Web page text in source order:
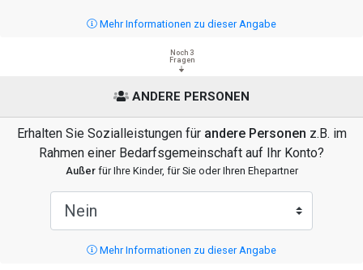
Mehr Informationen zu dieser Angabe
Noch 3
Fragen
ANDERE PERSONEN
Erhalten Sie Sozialleistungen für andere Personen z.B. im
Rahmen einer Bedarfsgemeinschaft auf Ihr Konto?
Außerfür Ihre Kinder, für Sie oder Ihren Ehepartner
Mehr Informationen zu dieser Angabe